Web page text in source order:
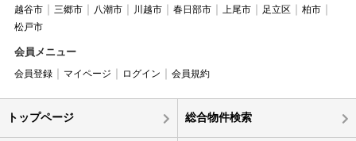
越谷市
三郷市 八潮市 川越市 春日部市 上尾市 足立区
柏市
松戸市
会員メニュー
会員登録 マイページ ログイン 会員規約
トップページ 総合物件検索